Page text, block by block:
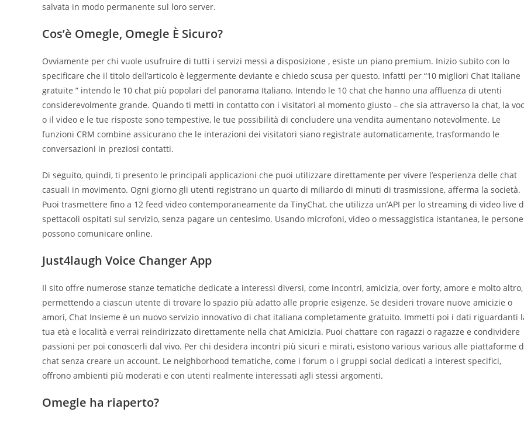
salvata in modo permanente sul loro server.
Cos’è Omegle, Omegle È Sicuro?
Ovviamente per chi vuole usufruire di tutti i servizi messi a disposizione , esiste un piano premium. Inizio subito con lo
specificare che il titolo dell’articolo è leggermente deviante e chiedo scusa per questo. Infatti per “10 migliori Chat Italiane
gratuite ” intendo le 10 chat più popolari del panorama Italiano. Intendo le 10 chat che hanno una affluenza di utenti
considerevolmente grande. Quando ti metti in contatto con i visitatori al momento giusto – che sia attraverso la chat, la
o il video e le tue risposte sono tempestive, le tue possibilità di concludere una vendita aumentano notevolmente. Le
funzioni CRM combine assicurano che le interazioni dei visitatori siano registrate automaticamente, trasformando le
conversazioni in preziosi contatti.
Di seguito, quindi, ti presento le principali applicazioni che puoi utilizzare direttamente per vivere l’esperienza delle chat
casuali in movimento. Ogni giorno gli utenti registrano un quarto di miliardo di minuti di trasmissione, afferma la società.
Puoi trasmettere fino a 12 feed video contemporaneamente da TinyChat, che utilizza un’API per lo streaming di video live
spettacoli ospitati sul servizio, senza pagare un centesimo. Usando microfoni, video o messaggistica istantanea, le persone
possono comunicare online.
Just4laugh Voice Changer App
Il sito offre numerose stanze tematiche dedicate a interessi diversi, come incontri, amicizia, over forty, amore e molto altro,
permettendo a ciascun utente di trovare lo spazio più adatto alle proprie esigenze. Se desideri trovare nuove amicizie o
amori, Chat Insieme è un nuovo servizio innovativo di chat italiana completamente gratuito. Immetti poi i dati riguardanti
tua età e località e verrai reindirizzato direttamente nella chat Amicizia. Puoi chattare con ragazzi o ragazze e condividere
passioni per poi conoscerli dal vivo. Per chi desidera incontri più sicuri e mirati, esistono various various alle piattaforme
chat senza creare un account. Le neighborhood tematiche, come i forum o i gruppi social dedicati a interest specifici,
offrono ambienti più moderati e con utenti realmente interessati agli stessi argomenti.
Omegle ha riaperto?